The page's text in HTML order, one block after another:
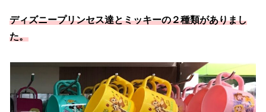
ディズニープリンセス達とミッキーの２種類がありまし
た。